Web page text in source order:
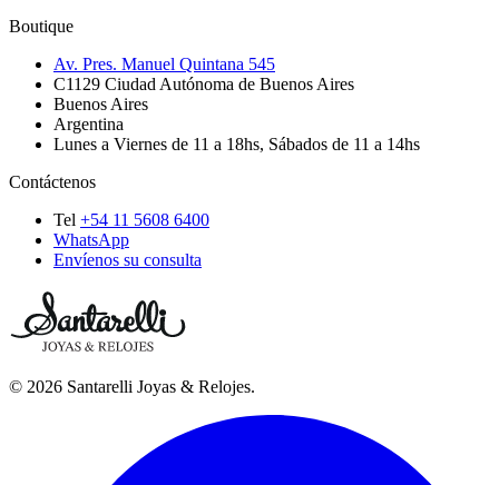
Boutique
Av. Pres. Manuel Quintana 545
C1129 Ciudad Autónoma de Buenos Aires
Buenos Aires
Argentina
Lunes a Viernes de 11 a 18hs, Sábados de 11 a 14hs
Contáctenos
Tel +54 11 5608 6400
WhatsApp
Envíenos su consulta
© 2026 Santarelli Joyas & Relojes.